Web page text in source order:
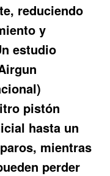
reduciendo
y
estudio
pistón
hasta un
mientras
perder